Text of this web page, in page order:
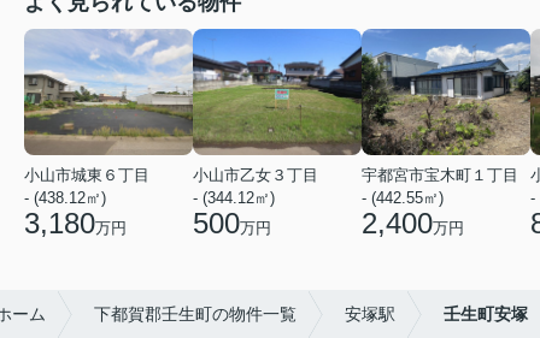
小山市城東６丁目
- (438.12㎡)
3,180万円
小山市乙女３丁目
- (344.12㎡)
500万円
宇都宮市宝木町１丁目
- (442.55㎡)
2,400万円
-
ーム 下都賀郡壬生町の物件一覧 安塚駅 壬生町安塚